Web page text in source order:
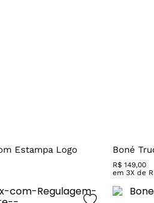
Estampa Logo Boné
R$ 149,00
em 3X de